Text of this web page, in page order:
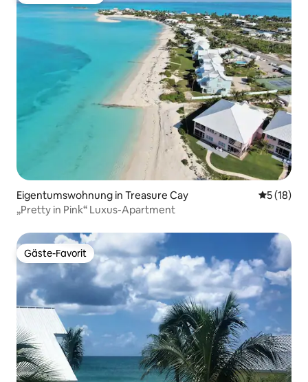
Eigentumswohnung in Treasure Cay
5 (18)
„Pretty in Pink“ Luxus-Apartment
Gäste-Favorit
Gäste-Favorit